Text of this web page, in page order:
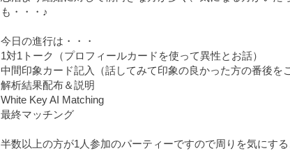
も・・・♪
今日の進行は・・・
1対1トーク（プロフィールカードを使って異性とお話）
中間印象カード記入（話してみて印象の良かった方の番後を
解析結果配布＆説明
White Key AI Matching
最終マッチング
半数以上の方が1人参加のパーティーですので周りを気にす